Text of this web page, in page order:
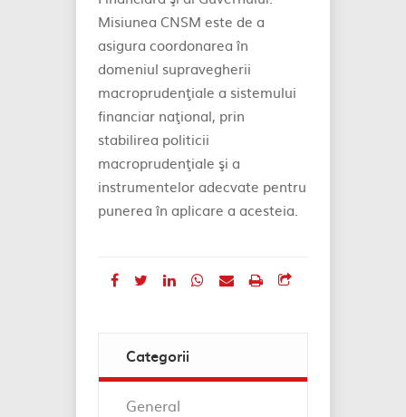
Misiunea CNSM este de a
asigura coordonarea în
domeniul supravegherii
macroprudenţiale a sistemului
financiar naţional, prin
stabilirea politicii
macroprudenţiale şi a
instrumentelor adecvate pentru
punerea în aplicare a acesteia.
Categorii
General